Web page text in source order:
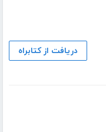
دریافت از کتابراه